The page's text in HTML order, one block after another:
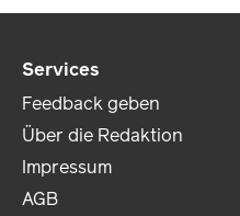
Services
Feedback geben
Über die Redaktion
Impressum
AGB